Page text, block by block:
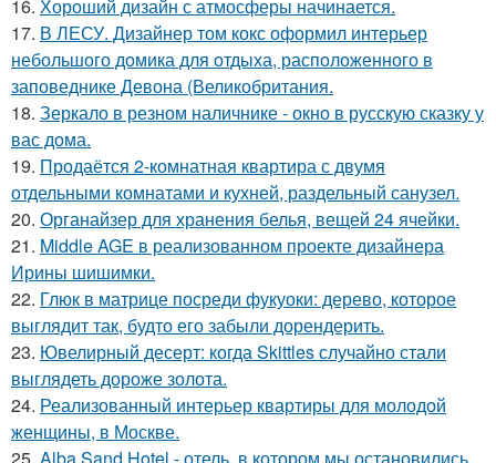
16. Хороший дизайн с атмосферы начинается.
17. В ЛЕСУ. Дизайнер том кокс оформил интерьер
небольшого домика для отдыха, расположенного в
заповеднике Девона (Великобритания.
18. Зеркало в резном наличнике - окно в русскую сказку у
вас дома.
19. Продаётся 2-комнатная квартира с двумя
отдельными комнатами и кухней, раздельный санузел.
20. Органайзер для хранения белья, вещей 24 ячейки.
21. Middle AGE в реализованном проекте дизайнера
Ирины шишимки.
22. Глюк в матрице посреди фукуоки: дерево, которое
выглядит так, будто его забыли дорендерить.
23. Ювелирный десерт: когда Skittles случайно стали
выглядеть дороже золота.
24. Реализованный интерьер квартиры для молодой
женщины, в Москве.